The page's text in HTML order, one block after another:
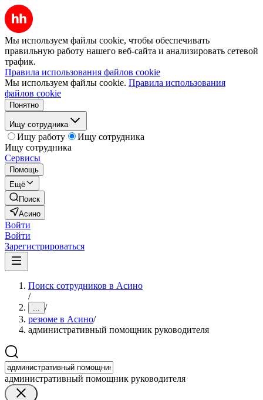
Мы используем файлы cookie, чтобы обеспечивать
правильную работу нашего веб-сайта и анализировать сетевой
трафик.
Правила использования файлов cookie
Мы используем файлы cookie. Правила использования
файлов cookie
Понятно
Ищу сотрудника
Ищу работу
Ищу сотрудника
Ищу сотрудника
Сервисы
Помощь
Ещё
Поиск
Асино
Войти
Войти
Зарегистрироваться
Поиск сотрудников в Асино
/
... /
резюме в Асино/
административный помощник руководителя
административный помощник руководителя